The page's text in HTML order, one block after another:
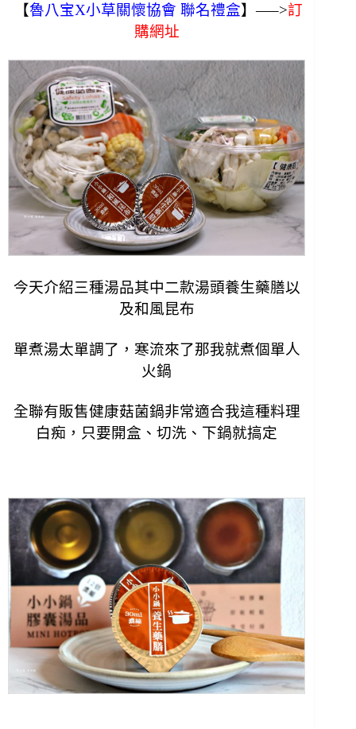
【魯八宝X小草關懷協會 聯名禮盒】—–>訂
購網址
今天介紹三種湯品其中二款湯頭養生藥膳以
及和風昆布
單煮湯太單調了，寒流來了那我就煮個單人
火鍋
全聯有販售健康菇菌鍋非常適合我這種料理
白痴，只要開盒、切洗、下鍋就搞定